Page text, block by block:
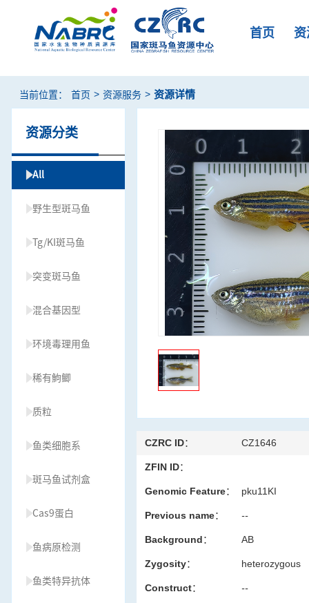
首页
当前位置： 首页 > 资源服务 > 资源详情
资源分类
All
野生型斑马鱼
Tg/KI斑马鱼
突变斑马鱼
混合基因型
环境毒理用鱼
稀有鮈鲫
质粒
鱼类细胞系
斑马鱼试剂盒
Cas9蛋白
鱼病原检测
鱼类特异抗体
CZRC ID： CZ1646
ZFIN ID：
Genomic Feature： pku11KI
Previous name： --
Background： AB
Zygosity： heterozygous
Construct： --